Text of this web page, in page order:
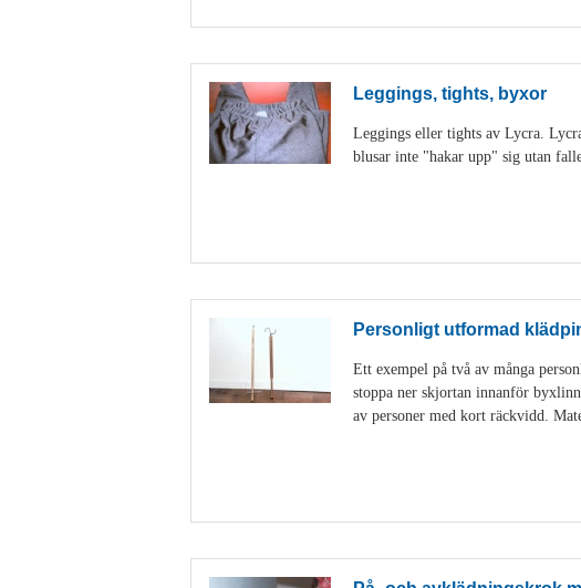
Leggings, tights, byxor
Leggings eller tights av Lycra.
blusar inte "hakar upp" sig utan
Personligt utformad
Ett exempel på två av många
stoppa ner skjortan innanför
av personer med kort räckvidd.